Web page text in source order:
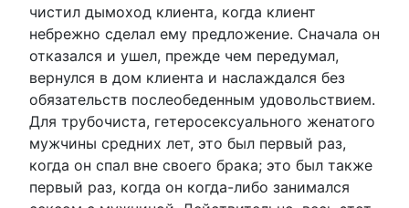
чистил дымоход клиента, когда клиент
небрежно сделал ему предложение. Сначала он
отказался и ушел, прежде чем передумал,
вернулся в дом клиента и наслаждался без
обязательств послеобеденным удовольствием.
Для трубочиста, гетеросексуального женатого
мужчины средних лет, это был первый раз,
когда он спал вне своего брака; это был также
первый раз, когда он когда-либо занимался